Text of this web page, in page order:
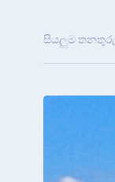
සියලුම තනතුරු